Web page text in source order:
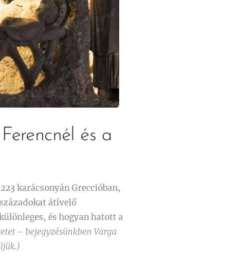
és a
karácsonyán Greccióban,
átívelő
és hogyan hatott a
– bejegyzésünkben Varga